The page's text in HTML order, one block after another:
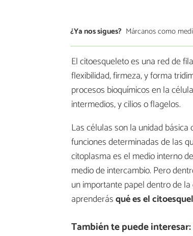
¿Ya nos sigues? Márcanos como
El citoesqueleto es una red de
flexibilidad, firmeza, y forma
procesos bioquímicos en la
intermedios, y cilios o flagelos.
Las células son la unidad
funciones determinadas de las
citoplasma es el medio interno
medio de intercambio. Pero
un importante papel dentro de
aprenderásqué es el
También te puede interesar: